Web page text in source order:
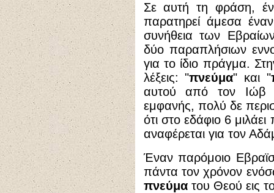
Σε αυτή τη φράση,
παρατηρεί άμεσα
συνήθεια των
δύο παραπλήσιων
για το ίδιο πράγμα.
λέξεις: "πνεύμα" και "
αυτού από τον Ιώβ
εμφανής, πολύ δε
ότι στο εδάφιο 6
αναφέρεται για τον
Έναν παρόμοιο
πάντα τον χρόνον
πνεύματου Θεού εις